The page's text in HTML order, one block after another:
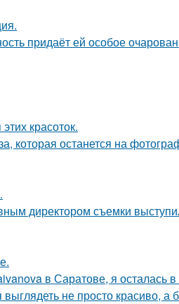
придаёт ей особое
красоток.
которая останется на
директором съемки
в Саратове, я осталась в
не просто красиво, а